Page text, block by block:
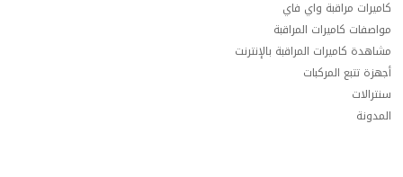
كاميرات مراقبة واي فاي
مواصفات كاميرات المراقبة
مشاهدة كاميرات المراقبة بالإنترنت
أجهزة تتبع المركبات
سنترالات
المدونة